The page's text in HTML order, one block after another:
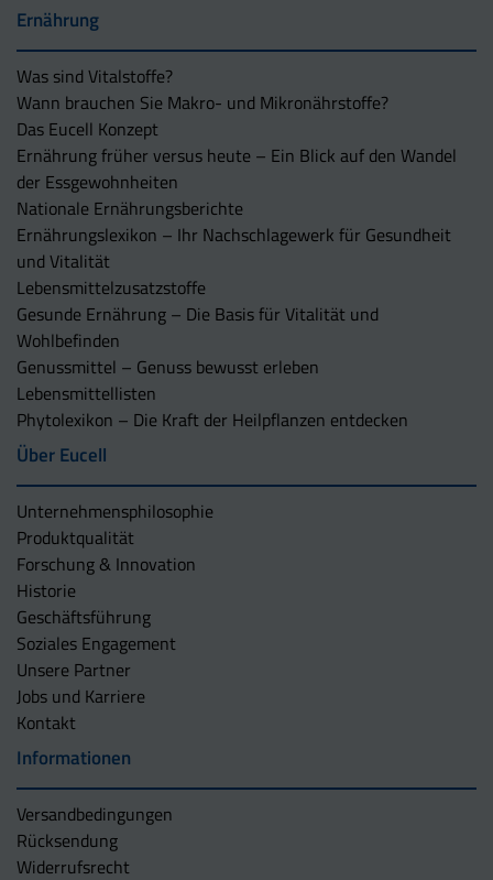
Ernährung
Was sind Vitalstoffe?
Wann brauchen Sie Makro- und Mikronährstoffe?
Das Eucell Konzept
Ernährung früher versus heute – Ein Blick auf den Wandel
der Essgewohnheiten
Nationale Ernährungsberichte
Ernährungslexikon – Ihr Nachschlagewerk für Gesundheit
und Vitalität
Lebensmittelzusatzstoffe
Gesunde Ernährung – Die Basis für Vitalität und
Wohlbefinden
Genussmittel – Genuss bewusst erleben
Lebensmittellisten
Phytolexikon – Die Kraft der Heilpflanzen entdecken
Über Eucell
Unternehmens­philosophie
Produktqualität
Forschung & Innovation
Historie
Geschäftsführung
Soziales Engagement
Unsere Partner
Jobs und Karriere
Kontakt
Informationen
Versandbedingungen
Rücksendung
Widerrufsrecht